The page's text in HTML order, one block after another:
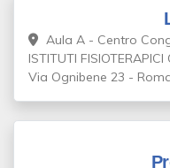
Aula A - Centro
ISTITUTI FISIOTERAPICI
Via Ognibene 23 -